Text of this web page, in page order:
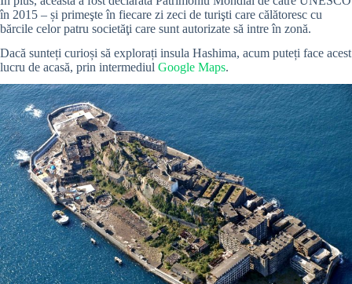
în 2015 – și primeşte în fiecare zi zeci de turişti care călătoresc cu
bărcile celor patru societăţi care sunt autorizate să intre în zonă.
Dacă sunteți curioși să explorați insula Hashima, acum puteți face acest
lucru de acasă, prin intermediul Google Maps.